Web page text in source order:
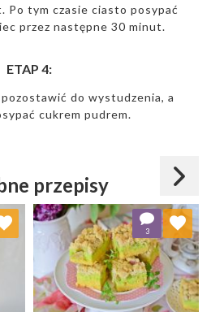
Po tym czasie ciasto posypać
przez następne 30 minut.
ETAP 4:
do wystudzenia, a
cukrem pudrem.
przepisy
3
Dodaj do ulubionych
Wybierz listę: